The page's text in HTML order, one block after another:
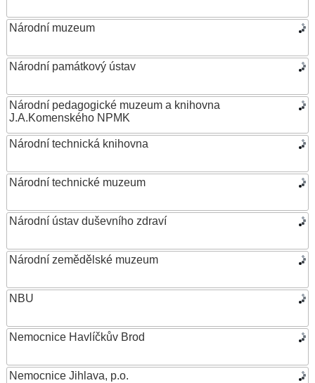
Národní muzeum
Národní památkový ústav
Národní pedagogické muzeum a knihovna
J.A.Komenského NPMK
Národní technická knihovna
Národní technické muzeum
Národní ústav duševního zdraví
Národní zemědělské muzeum
NBU
Nemocnice Havlíčkův Brod
Nemocnice Jihlava, p.o.